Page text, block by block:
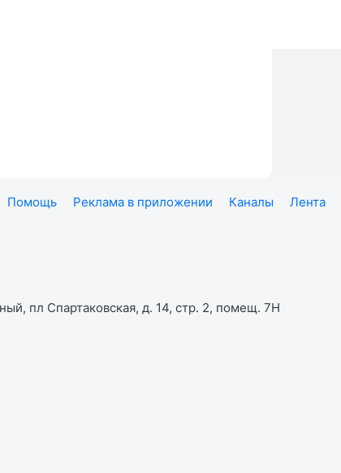
Помощь Реклама в приложении Каналы Лента
пл Спартаковская, д. 14, стр. 2, помещ. 7Н